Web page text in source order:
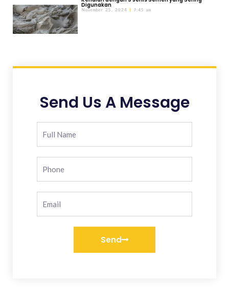
Digunakan
November 25, 2024 9:45 am
Send Us A Message
Send